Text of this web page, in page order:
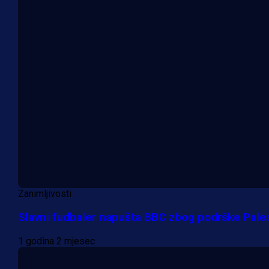
Zanimljivosti
Slavni fudbaler napušta BBC zbog podrške
1 godina 2 mjesec